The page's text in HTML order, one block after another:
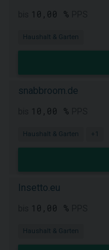
10,00 %
Haushalt & Garten
snabbroom.de
10,00 %
Haushalt & Garten +1
Insetto.eu
10,00 %
Haushalt & Garten